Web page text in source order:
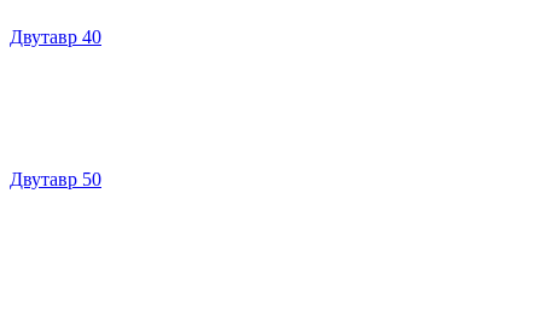
Двутавр 40
Двутавр 50